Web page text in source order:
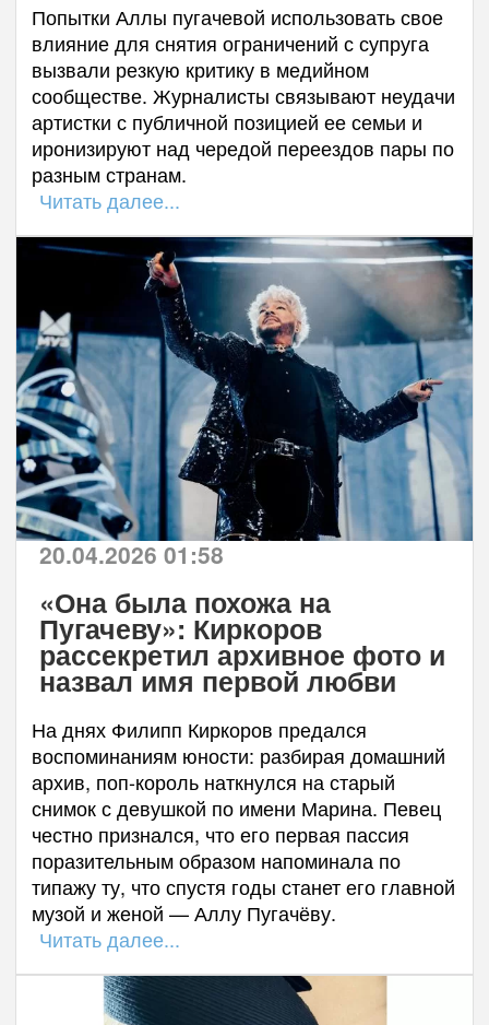
Попытки Аллы пугачевой использовать свое
влияние для снятия ограничений с супруга
вызвали резкую критику в медийном
сообществе. Журналисты связывают неудачи
артистки с публичной позицией ее семьи и
иронизируют над чередой переездов пары по
разным странам.
Читать далее...
20.04.2026 01:58
«Она была похожа на
Пугачеву»: Киркоров
рассекретил архивное фото и
назвал имя первой любви
На днях Филипп Киркоров предался
воспоминаниям юности: разбирая домашний
архив, поп-король наткнулся на старый
снимок с девушкой по имени Марина. Певец
честно признался, что его первая пассия
поразительным образом напоминала по
типажу ту, что спустя годы станет его главной
музой и женой — Аллу Пугачёву.
Читать далее...